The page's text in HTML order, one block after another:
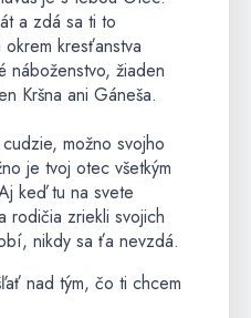
a zdá sa ti to
kresťanstva
náboženstvo, žiaden
Kršna ani Gáneša.
možno svojho
je tvoj otec všetkým
keď tu na svete
rodičia zriekli svojich
nikdy sa ťa nevzdá.
nad tým, čo ti chcem